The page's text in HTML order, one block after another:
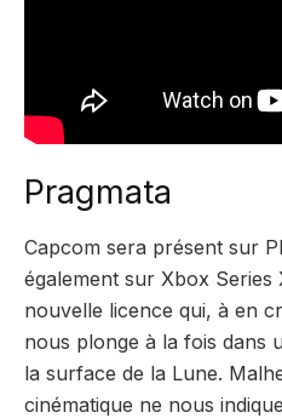
Pragmata
Capcom sera présent sur
également sur Xbox Series
nouvelle licence qui, à en
nous plonge à la fois dans
la surface de la Lune.
cinématique ne nous